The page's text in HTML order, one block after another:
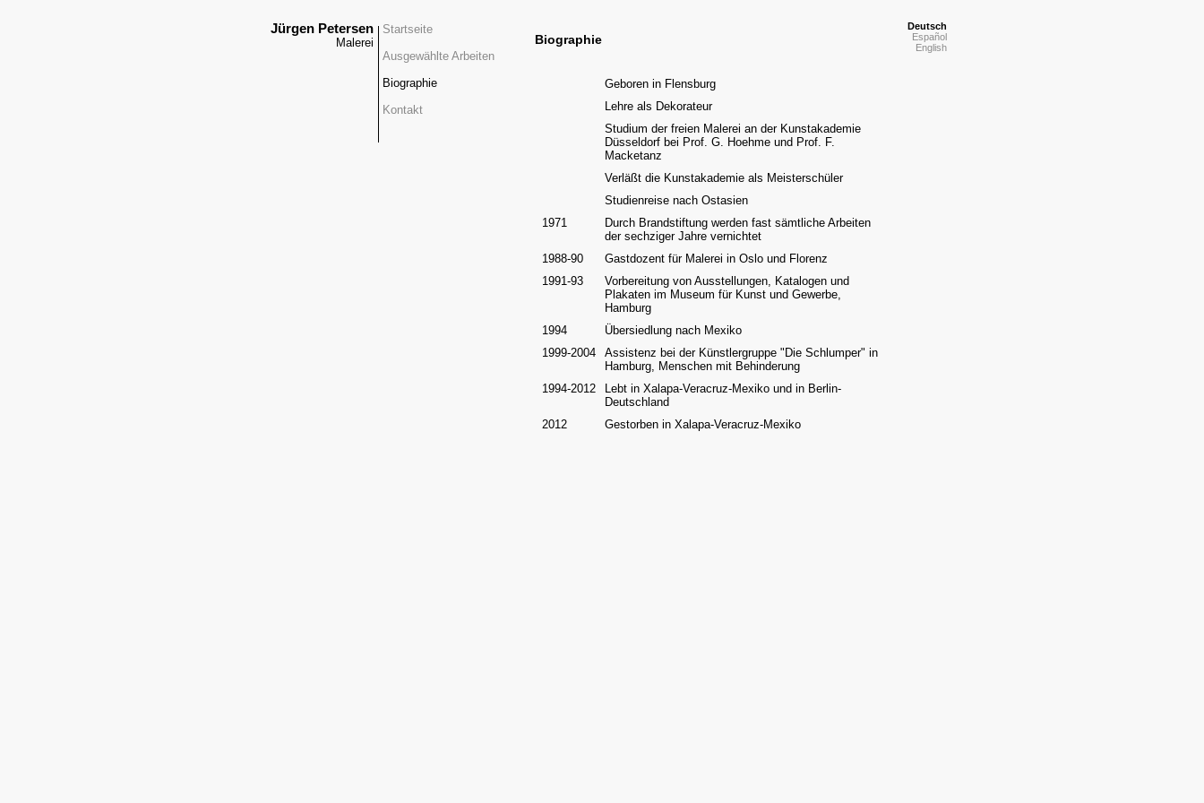
Jürgen Petersen
Malerei
Startseite
Ausgewählte Arbeiten
Biographie
Kontakt
Biographie
Geboren in Flensburg
Lehre als Dekorateur
Studium der freien Malerei an der Kunstakademie
Düsseldorf bei Prof. G. Hoehme und Prof. F.
Macketanz
Verläßt die Kunstakademie als Meisterschüler
Studienreise nach Ostasien
1971
Durch Brandstiftung werden fast sämtliche Arbeiten
der sechziger Jahre vernichtet
1988-90
Gastdozent für Malerei in Oslo und Florenz
1991-93
Vorbereitung von Ausstellungen, Katalogen und
Plakaten im Museum für Kunst und Gewerbe,
Hamburg
1994
Übersiedlung nach Mexiko
1999-2004
Assistenz bei der Künstlergruppe "Die Schlumper" in
Hamburg, Menschen mit Behinderung
1994-2012
Lebt in Xalapa-Veracruz-Mexiko und in Berlin-
Deutschland
2012
Gestorben in Xalapa-Veracruz-Mexiko
Deutsch
Español
English